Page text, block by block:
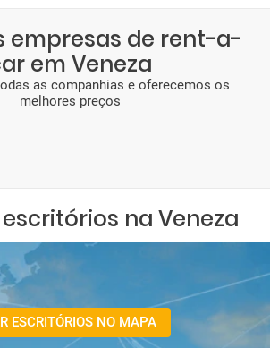
empresas de rent-a-
em Veneza
as companhias e oferecemos os
melhores preços
na Veneza
ESCRITÓRIOS NO MAPA